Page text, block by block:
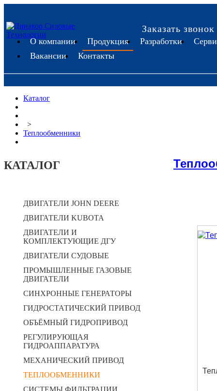
Заказать звонок
О компании Продукция Разработки
Вакансии
Контакты
Каталог
>
Теплообменники
КАТАЛОГ
ДВИГАТЕЛИ JOHN DEERE
ДВИГАТЕЛИ KUBOTA
ДВИГАТЕЛИ И
КОМПЛЕКТУЮЩИЕ ДГУ
ДВИГАТЕЛИ СУДОВЫЕ
ПРОМЫШЛЕННЫЕ ГАЗОВЫЕ
ДВИГАТЕЛИ
СИНХРОННЫЕ ГЕНЕРАТОРЫ
ГИДРОСТАТИЧЕСКИЙ ПРИВОД
ОБЪЁМНЫЙ ГИДРОПРИВОД
РЕГУЛИРУЮЩАЯ
ГИДРОАППАРАТУРА
МЕХАНИЧЕСКИЙ ПРИВОД
ТЕПЛООБМЕННИКИ
СИСТЕМЫ ФИЛЬТРАЦИИ